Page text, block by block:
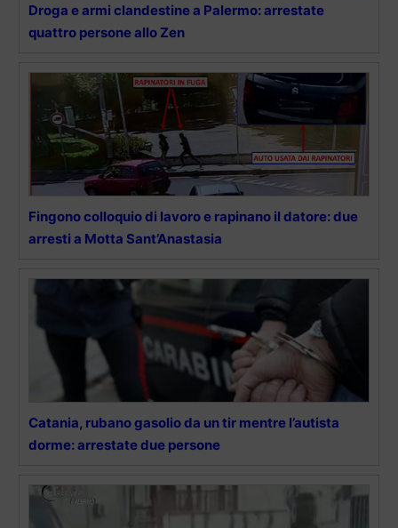
Droga e armi clandestine a Palermo: arrestate
quattro persone allo Zen
Fingono colloquio di lavoro e rapinano il datore: due
arresti a Motta Sant’Anastasia
Catania, rubano gasolio da un tir mentre l’autista
dorme: arrestate due persone